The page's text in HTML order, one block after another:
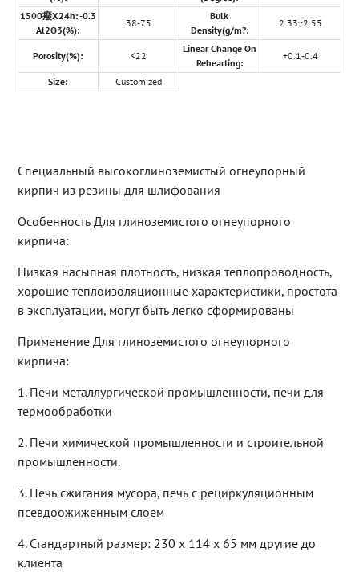
1500癈X24h: -0.3
Al2O3(%):
38-75
Bulk
Density(g/m?:
2.33~2.55
Porosity(%): <22
Linear Change On
Rehearting:
+0.1-0.4
Size: Customized
Специальный высокоглиноземистый огнеупорный
кирпич из резины для шлифования
Особенность Для глиноземистого огнеупорного
кирпича:
Низкая насыпная плотность, низкая теплопроводность,
хорошие теплоизоляционные характеристики, простота
в эксплуатации, могут быть легко сформированы
Применение Для глиноземистого огнеупорного
кирпича:
1. Печи металлургической промышленности, печи для
термообработки
2. Печи химической промышленности и строительной
промышленности.
3. Печь сжигания мусора, печь с рециркуляционным
псевдоожиженным слоем
4. Стандартный размер: 230 x 114 x 65 мм другие до
клиента